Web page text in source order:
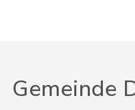
Gemeinde